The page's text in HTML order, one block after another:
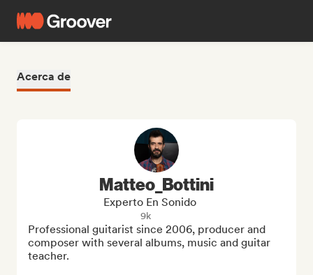
Acerca de
Matteo_Bottini
Experto En Sonido
9k
Professional guitarist since 2006, producer and
composer with several albums, music and guitar
teacher.